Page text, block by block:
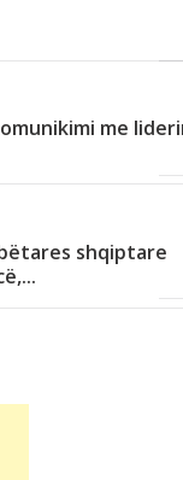
me
shqiptare